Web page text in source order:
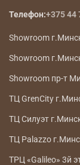
Телефон:+375 44
Showroom
Showroom
Showroom пр-т
ТЦ GrenCity
ТЦ Силуэт
ТЦ Palazzo
ТРЦ «Galileo» 3й